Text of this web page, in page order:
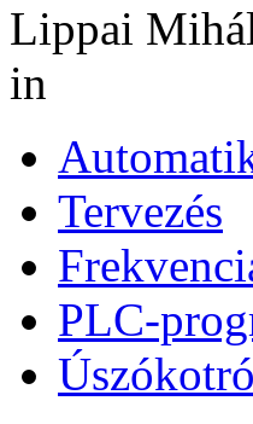
Lippai
in
Tervezés
PLC-
Úszókotró